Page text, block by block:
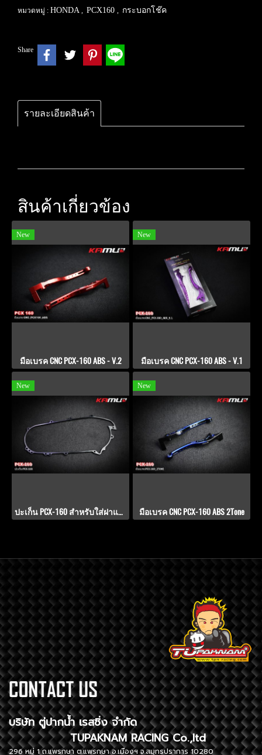
หมวดหมู่ : HONDA , PCX160 , กระบอกโช๊ค
Share
รายละเอียดสินค้า
สินค้าเกี่ยวข้อง
New
มือเบรค CNC PCX-160 ABS - V.2
New
มือเบรค CNC PCX-160 ABS - V.1
New
ปะเก็น PCX-160 สำหรับใส่ฝาแคร้ง KAMUI
New
มือเบรค CNC PCX-160 ABS 2Tone
บริษัท ตู่ปากน้ำ เรสซิ่ง จำกัด
TUPAKNAM RACING Co.,ltd
296 หมู่ 1 ถ.แพรกษา ต.แพรกษา อ.เมืองฯ จ.สมุทรปราการ 10280